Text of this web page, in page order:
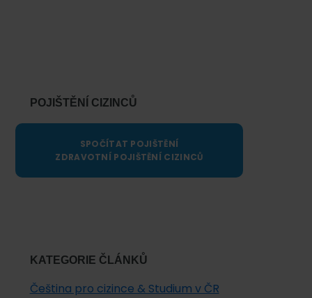
POJIŠTĚNÍ CIZINCŮ
SPOČÍTAT POJIŠTĚNÍ
ZDRAVOTNÍ POJIŠTĚNÍ CIZINCŮ
KATEGORIE ČLÁNKŮ
Čeština pro cizince & Studium v ČR